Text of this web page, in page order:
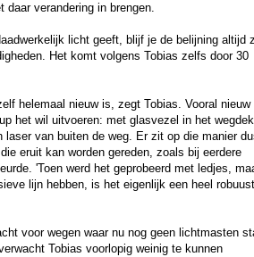
verandering in brengen.
licht geeft, blijf je de belijning altijd
Het komt volgens Tobias zelfs door 30
helemaal nieuw is, zegt Tobias. Vooral nieuw
het wil uitvoeren: met glasvezel in het
laser van buiten de weg. Er zit op die manier
eruit kan worden gereden, zoals bij eerdere
'Toen werd het geprobeerd met ledjes,
lijn hebben, is het eigenlijk een heel robuust
voor wegen waar nu nog geen lichtmasten
Tobias voorlopig weinig te kunnen